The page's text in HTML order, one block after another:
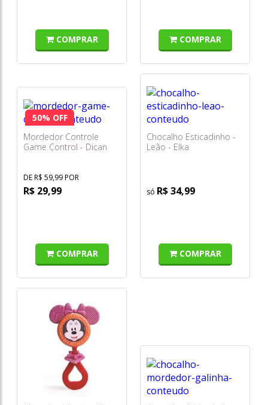
COMPRAR COMPRAR
50% OFF
Mordedor Controle
Game Control - Dican
DE R$ 59,99 POR
R$ 29,99
COMPRAR
Chocalho Esticadinho -
Leão - Elka
R$ 34,99
COMPRAR